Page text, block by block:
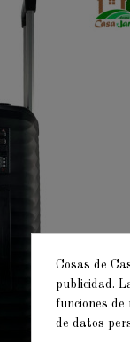
Cosas de
publicidad.
funciones de
de datos